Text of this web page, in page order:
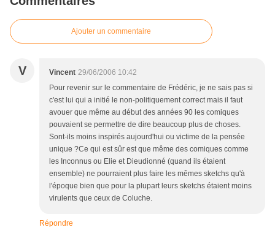
Ajouter un commentaire
V Vincent 29/06/2006 10:42
Pour revenir sur le commentaire de Frédéric, je ne sais pas si
c'est lui qui a initié le non-politiquement correct mais il faut
avouer que même au début des années 90 les comiques
pouvaient se permettre de dire beaucoup plus de choses.
Sont-ils moins inspirés aujourd'hui ou victime de la pensée
unique ?Ce qui est sûr est que même des comiques comme
les Inconnus ou Elie et Dieudionné (quand ils étaient
ensemble) ne pourraient plus faire les mêmes sketchs qu'à
l'époque bien que pour la plupart leurs sketchs étaient moins
virulents que ceux de Coluche.
Répondre